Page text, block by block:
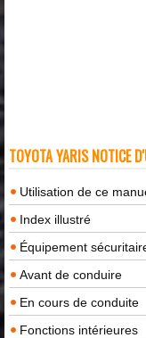
TOYOTA YARIS NOTICE
Utilisation de ce
Index illustré
Équipement
Avant de conduire
En cours de conduite
Fonctions intérieures